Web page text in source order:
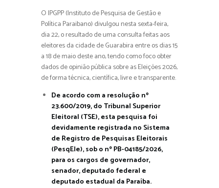
O IPGPP (Instituto de Pesquisa de Gestão e
Política Paraibano) divulgou nesta sexta-feira,
dia 22, o resultado de uma consulta feitas aos
eleitores da cidade de Guarabira entre os dias 15
a 18 de maio deste ano, tendo como foco obter
dados de opinião pública sobre as Eleições 2026,
de forma técnica, científica, livre e transparente.
De acordo com a resolução nº
23.600/2019, do Tribunal Superior
Eleitoral (TSE), esta pesquisa foi
devidamente registrada no Sistema
de Registro de Pesquisas Eleitorais
(PesqEle), sob o nº PB-04185/2026,
para os cargos de governador,
senador, deputado federal e
deputado estadual da Paraíba.